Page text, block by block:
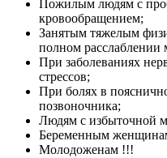
Пожилым людям с
кровообращением;
Занятым тяжелым
полном
При заболеваниях
стрессов;
При болях в
позвоночника;
Людям с избыточной
Беременным
Молодоженам !!!